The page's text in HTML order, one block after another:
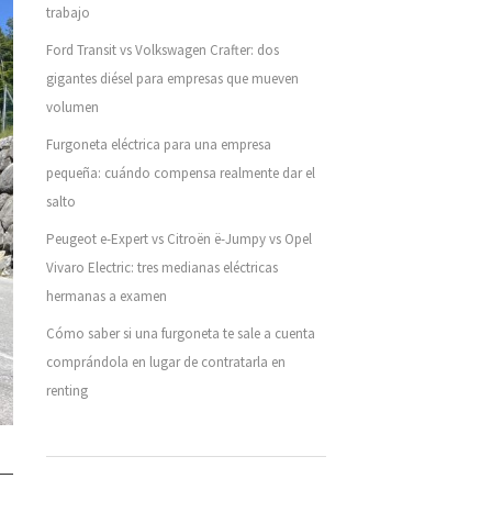
trabajo
Ford Transit vs Volkswagen Crafter: dos
gigantes diésel para empresas que mueven
volumen
Furgoneta eléctrica para una empresa
pequeña: cuándo compensa realmente dar el
salto
Peugeot e-Expert vs Citroën ë-Jumpy vs Opel
Vivaro Electric: tres medianas eléctricas
hermanas a examen
Cómo saber si una furgoneta te sale a cuenta
comprándola en lugar de contratarla en
renting